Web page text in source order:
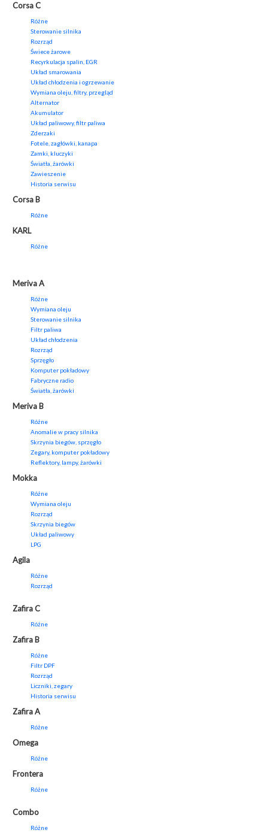
Corsa C
Różne
Sterowanie silnika
Rozrząd
Świece żarowe
Recyrkulacja spalin, EGR
Układ smarowania
Układ chłodzenia i ogrzewanie
Wymiana oleju, filtry, przegląd
Alternator
Akumulator
Układ paliwowy, filtr paliwa
Zderzaki
Fotele, zagłówki, kanapa
Zamki, kluczyki
Światła, żarówki
Zawieszenie
Historia serwisu
Corsa B
Różne
KARL
Różne
Meriva A
Różne
Wymiana oleju
Sterowanie silnika
Filtr paliwa
Układ chłodzenia
Rozrząd
Sprzęgło
Komputer pokładowy
Fabryczne radio
Światła, żarówki
Meriva B
Różne
Anomalie w pracy silnika
Skrzynia biegów, sprzęgło
Zegary, komputer pokładowy
Reflektory, lampy, żarówki
Mokka
Różne
Wymiana oleju
Rozrząd
Skrzynia biegów
Układ paliwowy
LPG
Agila
Różne
Rozrząd
Zafira C
Różne
Zafira B
Różne
Filtr DPF
Rozrząd
Liczniki, zegary
Historia serwisu
Zafira A
Różne
Omega
Różne
Frontera
Różne
Combo
Różne